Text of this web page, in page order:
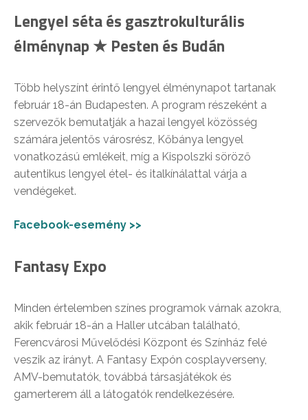
Lengyel séta és gasztrokulturális
élménynap ★ Pesten és Budán
Több helyszínt érintő lengyel élménynapot tartanak
február 18-án Budapesten. A program részeként a
szervezők bemutatják a hazai lengyel közösség
számára jelentős városrész, Kőbánya lengyel
vonatkozású emlékeit, míg a Kispolszki söröző
autentikus lengyel étel- és italkínálattal várja a
vendégeket.
Facebook-esemény >>
Fantasy Expo
Minden értelemben színes programok várnak azokra,
akik február 18-án a Haller utcában található,
Ferencvárosi Művelődési Központ és Színház felé
veszik az irányt. A Fantasy Expón cosplayverseny,
AMV-bemutatók, továbbá társasjátékok és
gamerterem áll a látogatók rendelkezésére.